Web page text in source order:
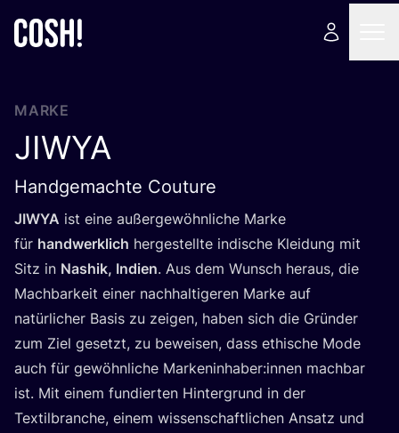
MARKE
JIWYA
Handgemachte Couture
JIWYA ist eine außer­ge­wöhn­li­che Mar­ke
für hand­werk­lich her­ge­stell­te indi­sche Klei­dung mit
Sitz in Nashik, Indi­en. Aus dem Wunsch her­aus, die
Mach­bar­keit einer nach­hal­ti­ge­ren Mar­ke auf
natür­li­cher Basis zu zei­gen, haben sich die Grün­der
zum Ziel gesetzt, zu bewei­sen, dass ethi­sche Mode
auch für gewöhn­li­che Markeninhaber:innen mach­bar
ist. Mit einem fun­dier­ten Hin­ter­grund in der
Tex­til­bran­che, einem wis­sen­schaft­li­chen Ansatz und